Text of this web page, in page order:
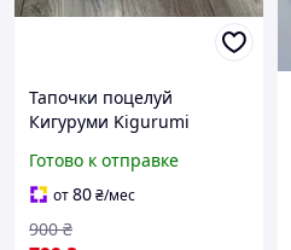
Тапочки поцелуй
Кигуруми Kigurumi
Готово к отправке
от80₴/мес
900 ₴